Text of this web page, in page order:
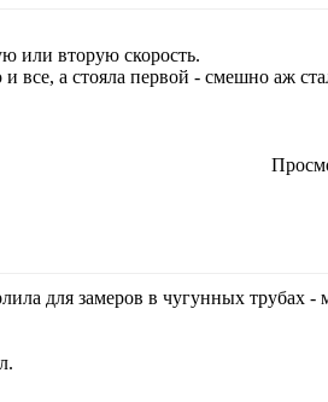
или вторую скорость.
все, а стояла первой - смешно аж
для замеров в чугунных трубах